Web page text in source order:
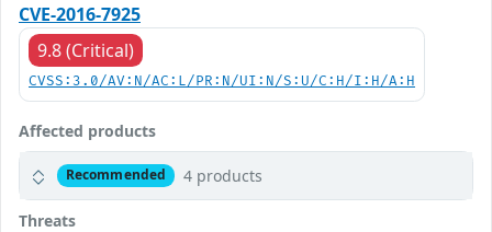
CVE-2016-7925
9.8 (Critical)
CVSS:3.0/AV:N/AC:L/PR:N/UI:N/S:U/C:H/I:H/A:H
Affected products
Recommended 4 products
Threats